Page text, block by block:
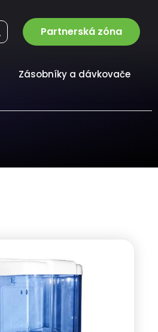
Partnerská zóna
Zásobníky a dávkovače